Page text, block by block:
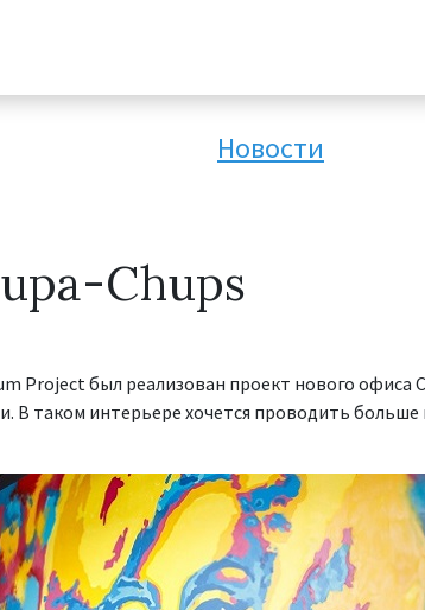
Новости
Chups
Project был реализован проект нового офиса
таком интерьере хочется проводить